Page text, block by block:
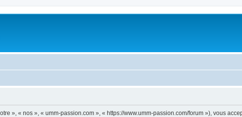
», « nos », « umm-passion.com », « https://www.umm-passion.com/forum »), vous